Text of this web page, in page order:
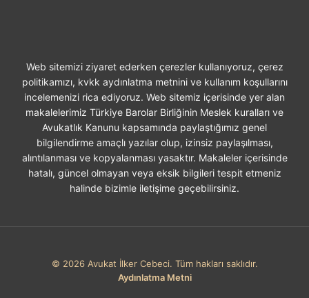
Web sitemizi ziyaret ederken çerezler kullanıyoruz, çerez
politikamızı, kvkk aydınlatma metnini ve kullanım koşullarını
incelemenizi rica ediyoruz. Web sitemiz içerisinde yer alan
makalelerimiz Türkiye Barolar Birliğinin Meslek kuralları ve
Avukatlık Kanunu kapsamında paylaştığımız genel
bilgilendirme amaçlı yazılar olup, izinsiz paylaşılması,
alıntılanması ve kopyalanması yasaktır. Makaleler içerisinde
hatalı, güncel olmayan veya eksik bilgileri tespit etmeniz
halinde bizimle iletişime geçebilirsiniz.
© 2026 Avukat İlker Cebeci. Tüm hakları saklıdır.
Aydınlatma Metni